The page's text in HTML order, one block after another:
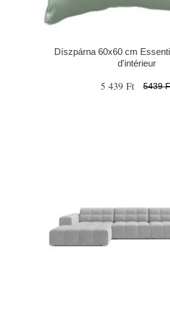
Díszpárna 60x60 cm
d'intérieur
5 439 Ft 5439